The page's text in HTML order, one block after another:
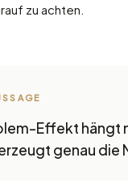
zu achten.
Effekt hängt
genau die